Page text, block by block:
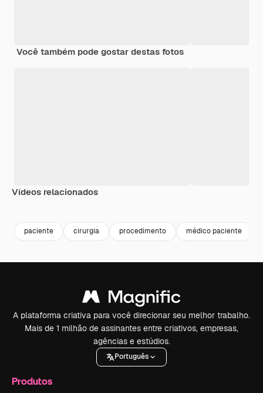
Você também pode gostar destas fotos
Vídeos relacionados
paciente cirurgia procedimento médico paciente
A plataforma criativa para você direcionar seu melhor trabalho.
Mais de 1 milhão de assinantes entre criativos, empresas,
agências e estúdios.
Português
Produtos